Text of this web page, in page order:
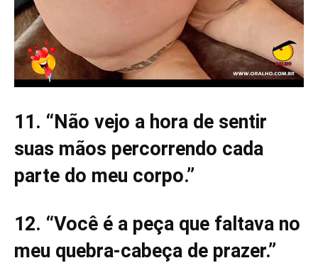
11. “Não vejo a hora de sentir
suas mãos percorrendo cada
parte do meu corpo.”
12. “Você é a peça que faltava no
meu quebra-cabeça de prazer.”